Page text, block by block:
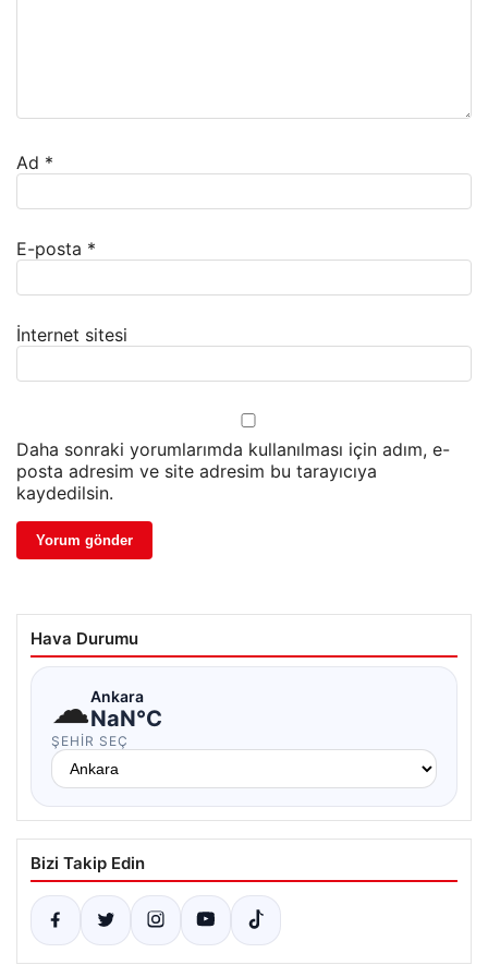
Ad *
E-posta *
İnternet sitesi
Daha sonraki yorumlarımda kullanılması için adım, e-
posta adresim ve site adresim bu tarayıcıya
kaydedilsin.
Hava Durumu
☁Ankara
NaN°C
ŞEHIR SEÇ
Bizi Takip Edin